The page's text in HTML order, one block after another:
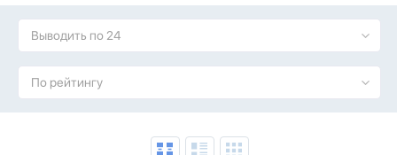
Выводить по 24
По рейтингу